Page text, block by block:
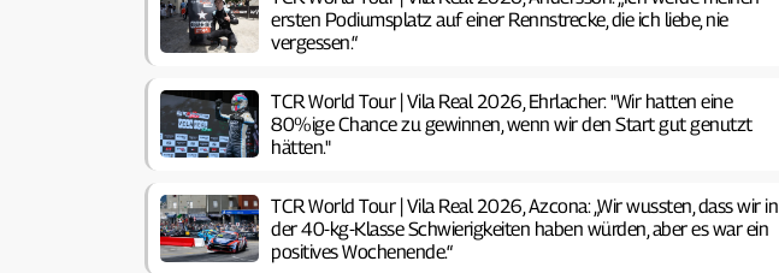
ersten Podiumsplatz auf einer Rennstrecke, die ich liebe, nie
vergessen.“
TCR World Tour | Vila Real 2026, Ehrlacher: "Wir hatten eine
80%ige Chance zu gewinnen, wenn wir den Start gut genutzt
hätten."
TCR World Tour | Vila Real 2026, Azcona: „Wir wussten, dass wir in
der 40-kg-Klasse Schwierigkeiten haben würden, aber es war ein
positives Wochenende.“